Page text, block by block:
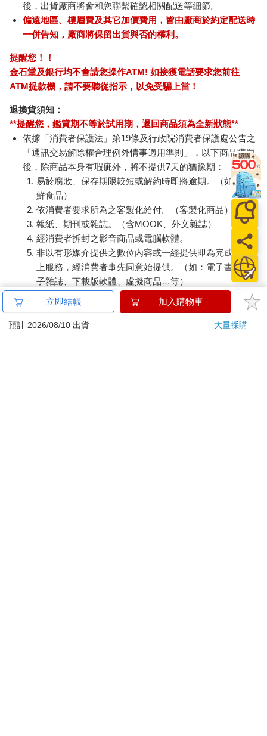
後，出貨廠商將會和您聯繫確認相關配送等細節。
偏遠地區、樓層費及其它加價費用，皆由廠商於約定配送時
一併告知，廠商將保留出貨與否的權利。
提醒您！！
金石堂及銀行均不會請您操作ATM! 如接獲電話要求您前往
ATM提款機，請不要聽從指示，以免受騙上當！
退換貨須知：
**提醒您，鑑賞期不等於試用期，退回商品須為全新狀態**
依據「消費者保護法」第19條及行政院消費者保護處公告之
「通訊交易解除權合理例外情事適用準則」，以下商品購買
後，除商品本身有瑕疵外，將不提供7天的猶豫期：
易於腐敗、保存期限較短或解約時即將逾期。（如：生
鮮食品）
依消費者要求所為之客製化給付。（客製化商品）
報紙、期刊或雜誌。（含MOOK、外文雜誌）
經消費者拆封之影音商品或電腦軟體。
非以有形媒介提供之數位內容或一經提供即為完成之線
上服務，經消費者事先同意始提供。（如：電子書、電
子雜誌、下載版軟體、虛擬商品…等）
已拆封之個人衛生用品。（如：內衣褲、刮鬍刀、除毛
刀…等）
若非上列種類商品，均享有到貨7天的猶豫期（含例假
立即結帳 加入購物車
預計 2026/08/10 出貨 大量採購